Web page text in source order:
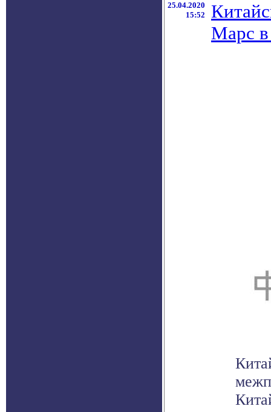
25.04.2020
15:52
Марс в